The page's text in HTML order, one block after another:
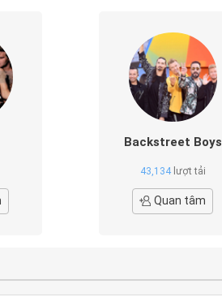
Backstreet Boys
43,134lượt tải
Quan tâm